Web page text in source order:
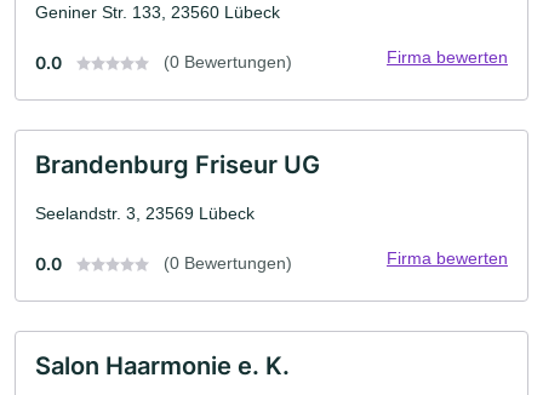
Geniner Str. 133, 23560 Lübeck
0.0 (0 Bewertungen) Firma bewerten
Brandenburg Friseur UG
Seelandstr. 3, 23569 Lübeck
0.0 (0 Bewertungen) Firma bewerten
Salon Haarmonie e. K.